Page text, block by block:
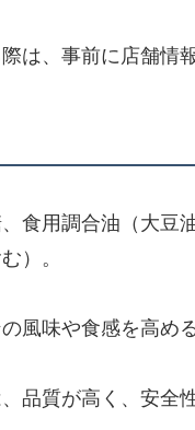
は、事前に店舗情
食用調合油（大豆
）。
風味や食感を高め
品質が高く、安全